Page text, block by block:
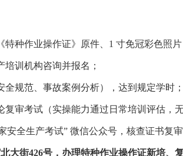
种作业操作证》原件、1 寸免冠彩色照片
训机构咨询并报名；
规范、事故案例分析），达到规定学时；
审考试（实操能力通过日常培训评估，
全生产考试” 微信公众号，核查证书复
街426号，办理特种作业操作证新培、